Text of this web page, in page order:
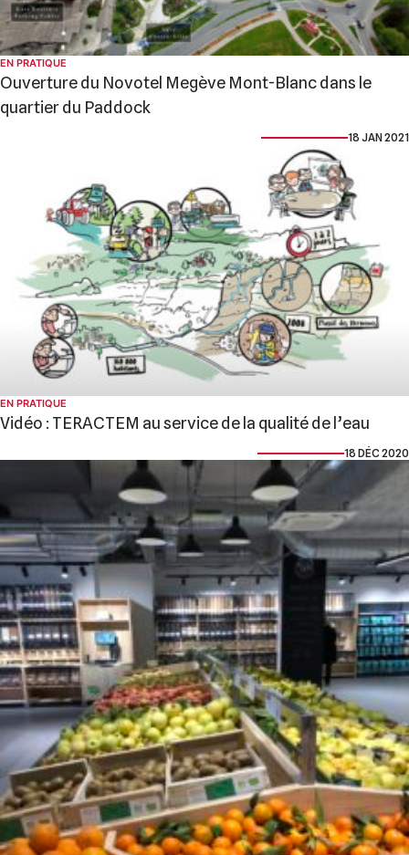
EN PRATIQUE
Ouverture du Novotel Megève Mont-Blanc dans le
quartier du Paddock
18 JAN 2021
EN PRATIQUE
Vidéo : TERACTEM au service de la qualité de l’eau
18 DÉC 2020